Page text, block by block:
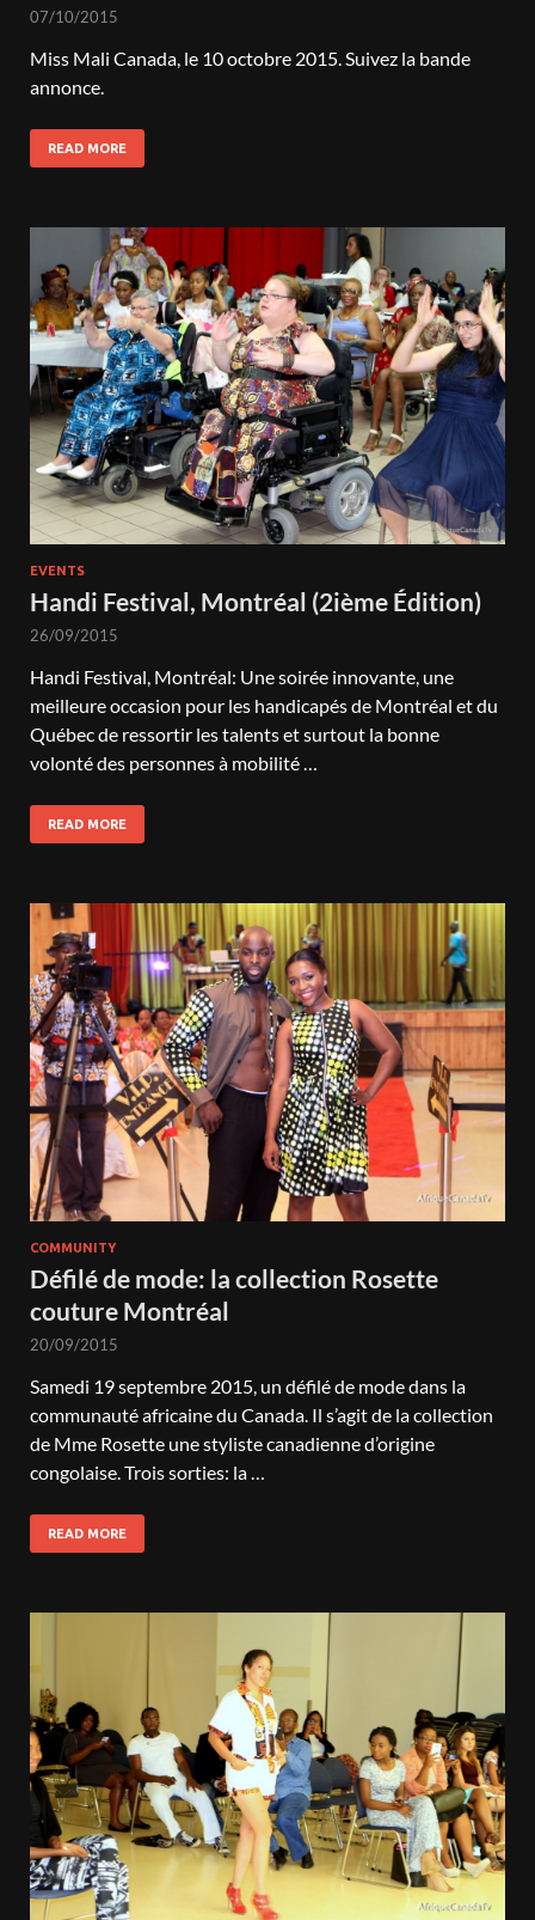
07/10/2015
Miss Mali Canada, le 10 octobre 2015. Suivez la bande
annonce.
READ MORE
EVENTS
Handi Festival, Montréal (2ième Édition)
26/09/2015
Handi Festival, Montréal: Une soirée innovante, une
meilleure occasion pour les handicapés de Montréal et du
Québec de ressortir les talents et surtout la bonne
volonté des personnes à mobilité …
READ MORE
COMMUNITY
Défilé de mode: la collection Rosette
couture Montréal
20/09/2015
Samedi 19 septembre 2015, un défilé de mode dans la
communauté africaine du Canada. Il s’agit de la collection
de Mme Rosette une styliste canadienne d’origine
congolaise. Trois sorties: la …
READ MORE